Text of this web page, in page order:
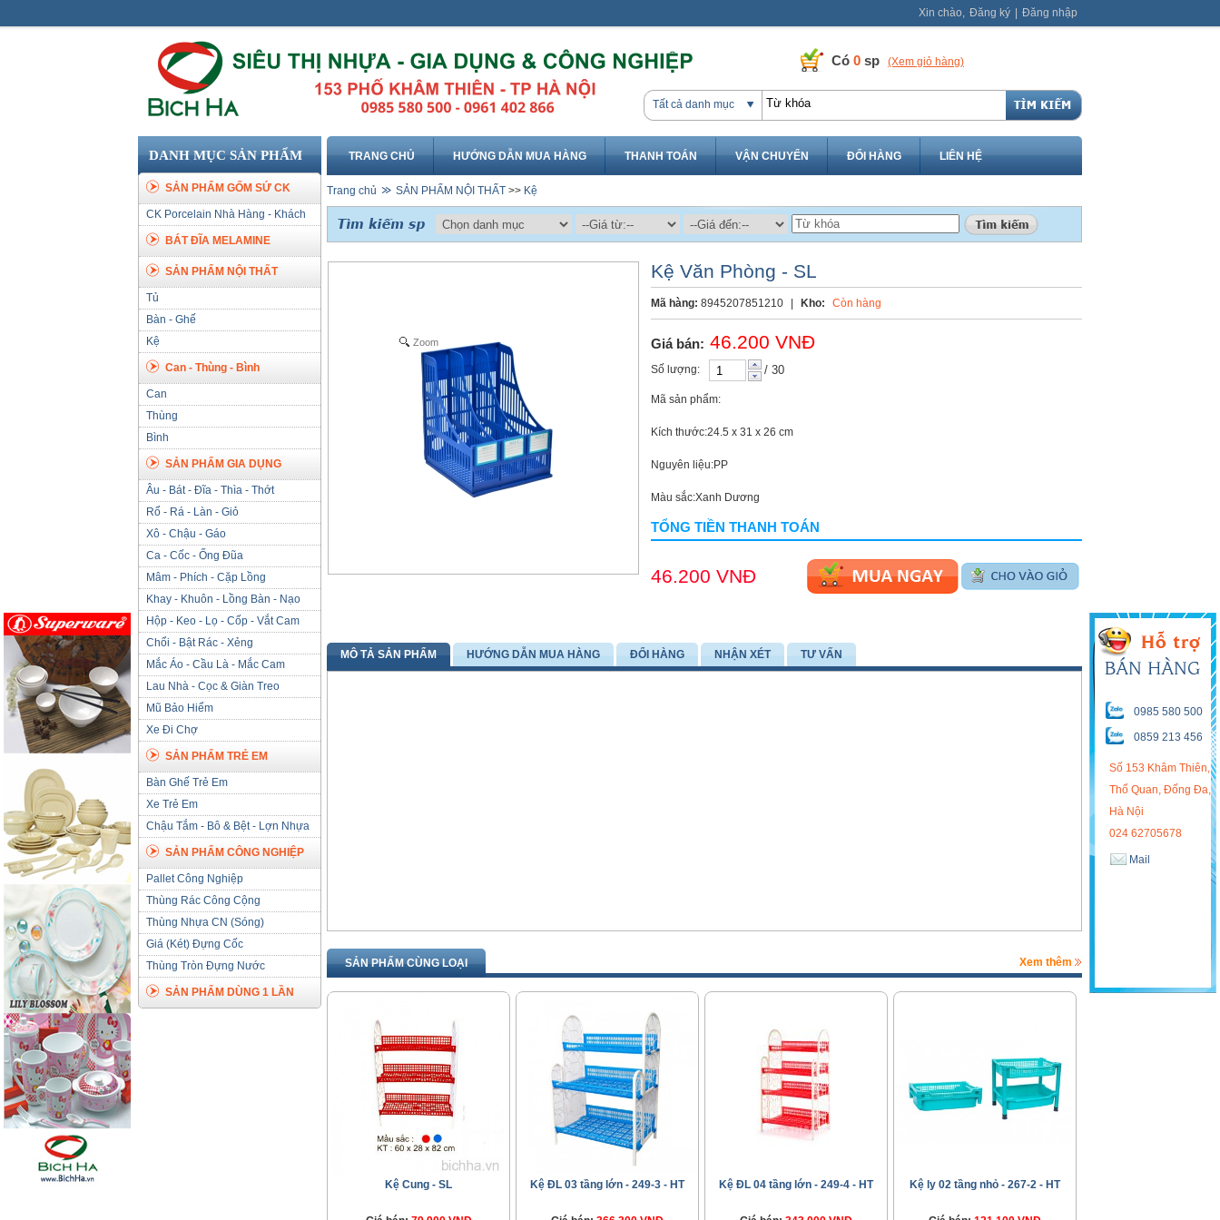
0985 580 500
0859 213 456
Số 153 Khâm Thiên,
Thổ Quan, Đống Đa,
Hà Nội
024 62705678
Mail
Xin chào, Đăng ký Đăng nhập
Có 0 sp (Xem giỏ hàng)
Tất cả danh mục
DANH MỤC SẢN PHẨM
SẢN PHẨM GỐM SỨ CK
CK Porcelain Nhà Hàng - Khách
SạnBÁT ĐĨA MELAMINE
SẢN PHẨM NỘI THẤT
Tủ
Bàn - Ghế
Kệ
Can - Thùng - Bình
Can
Thùng
Bình
SẢN PHẨM GIA DỤNG
Âu - Bát - Đĩa - Thìa - Thớt
Rổ - Rá - Làn - Giỏ
Xô - Chậu - Gáo
Ca - Cốc - Ống Đũa
Mâm - Phích - Cặp Lồng
Khay - Khuôn - Lồng Bàn - Nạo
Hộp - Keo - Lọ - Cốp - Vắt Cam
Chổi - Bật Rác - Xẻng
Mắc Áo - Cầu Là - Mắc Cam
Lau Nhà - Cọc & Giàn Treo
Mũ Bảo Hiểm
Xe Đi Chợ
SẢN PHẨM TRẺ EM
Bàn Ghế Trẻ Em
Xe Trẻ Em
Chậu Tắm - Bô & Bệt - Lợn Nhựa
SẢN PHẨM CÔNG NGHIỆP
Pallet Công Nghiệp
Thùng Rác Công Cộng
Thùng Nhựa CN (Sóng)
Giá (Két) Đựng Cốc
Thùng Tròn Đựng Nước
SẢN PHẨM DÙNG 1 LẦN
TRANG CHỦ HƯỚNG DẪN MUA HÀNG THANH TOÁN VẬN CHUYỂN ĐỔI HÀNG LIÊN HỆ
Trang chủ SẢN PHẨM NỘI THẤT >> Kệ
Zoom
Kệ Văn Phòng - SL
Mã hàng: 8945207851210 Kho: Còn hàng
Giá bán: 46.200 VNĐ
Số lượng: / 30
Mã sản phẩm:
Kích thước:24.5 x 31 x 26 cm
Nguyên liệu:PP
Màu sắc:Xanh Dương
TỔNG TIỀN THANH TOÁN
46.200 VNĐ
MÔ TẢ SẢN PHẨM HƯỚNG DẪN MUA HÀNG ĐỔI HÀNG NHẬN XÉT TƯ VẤN
SẢN PHẨM CÙNG LOẠI Xem thêm
Kệ Cung - SL Kệ ĐL 03 tầng lớn - 249-3 - HT Kệ ĐL 04 tầng lớn - 249-4 - HT Kệ ly 02 tầng nhỏ - 267-2 - HT